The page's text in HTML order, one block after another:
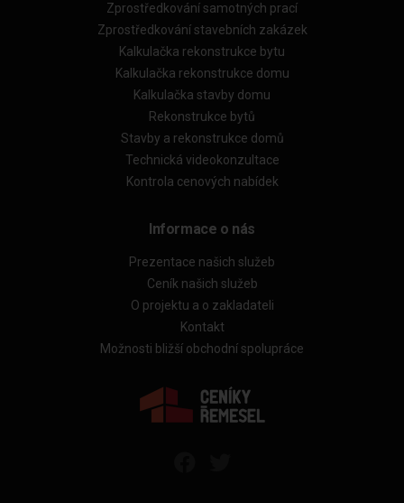
Zprostředkování samotných prací
Zprostředkování stavebních zakázek
Kalkulačka rekonstrukce bytu
Kalkulačka rekonstrukce domu
Kalkulačka stavby domu
Rekonstrukce bytů
Stavby a rekonstrukce domů
Technická videokonzultace
Kontrola cenových nabídek
Informace o nás
Prezentace našich služeb
Ceník našich služeb
O projektu a o zakladateli
Kontakt
Možnosti bližší obchodní spolupráce